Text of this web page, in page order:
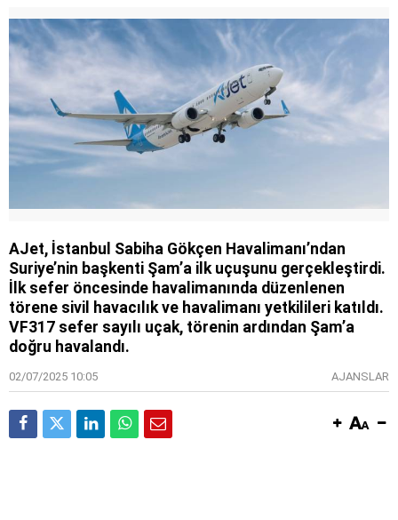
AJet, İstanbul Sabiha Gökçen Havalimanı’ndan
Suriye’nin başkenti Şam’a ilk uçuşunu gerçekleştirdi.
İlk sefer öncesinde havalimanında düzenlenen
törene sivil havacılık ve havalimanı yetkilileri katıldı.
VF317 sefer sayılı uçak, törenin ardından Şam’a
doğru havalandı.
02/07/2025 10:05 AJANSLAR